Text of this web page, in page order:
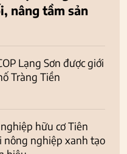
nâng tầm sản
Lạng Sơn được giới
Tràng Tiền
hữu cơ Tiên
nông nghiệp xanh tạo